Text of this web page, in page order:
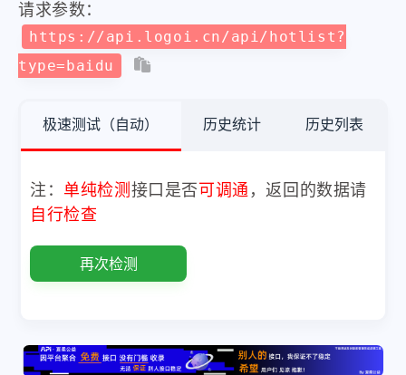
请求参数：
https://api.logoi.cn/api/hotlist?
type=baidu
极速测试（自动） 历史统计 历史列表
注： 单纯检测 接口是否 可调通 ，返回的数据请
自行检查
再次检测